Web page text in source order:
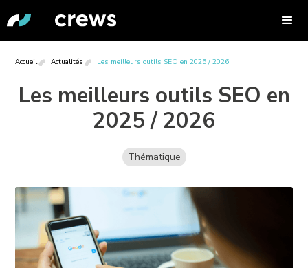
Accueil Actualités Les meilleurs outils SEO en 2025 / 2026
Les meilleurs outils SEO en
2025 / 2026
Thématique